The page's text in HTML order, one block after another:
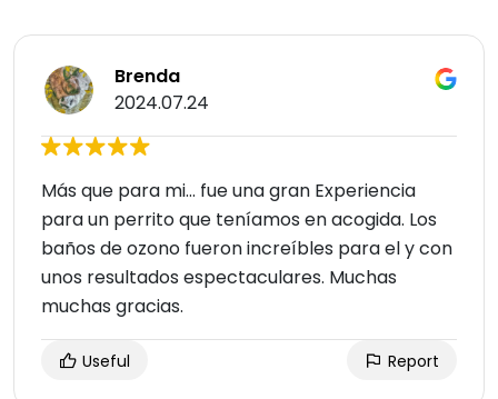
Brenda
2024.07.24
Más que para mi... fue una gran Experiencia
para un perrito que teníamos en acogida. Los
baños de ozono fueron increíbles para el y con
unos resultados espectaculares. Muchas
muchas gracias.
Useful Report